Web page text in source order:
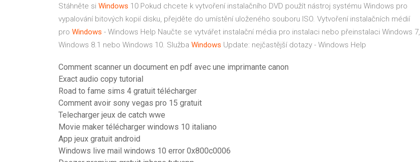
Stáhněte si Windows 10 Pokud chcete k vytvoření instalačního DVD použít nástroj systému Windows pro
vypalování bitových kopií disku, přejděte do umístění uloženého souboru ISO. Vytvoření instalačních médií
pro Windows - Windows Help Naučte se vytvářet instalační média pro instalaci nebo přeinstalaci Windows 7,
Windows 8.1 nebo Windows 10. Služba Windows Update: nejčastější dotazy - Windows Help
Comment scanner un document en pdf avec une imprimante canon
Exact audio copy tutorial
Road to fame sims 4 gratuit télécharger
Comment avoir sony vegas pro 15 gratuit
Telecharger jeux de catch wwe
Movie maker télécharger windows 10 italiano
App jeux gratuit android
Windows live mail windows 10 error 0x800c0006